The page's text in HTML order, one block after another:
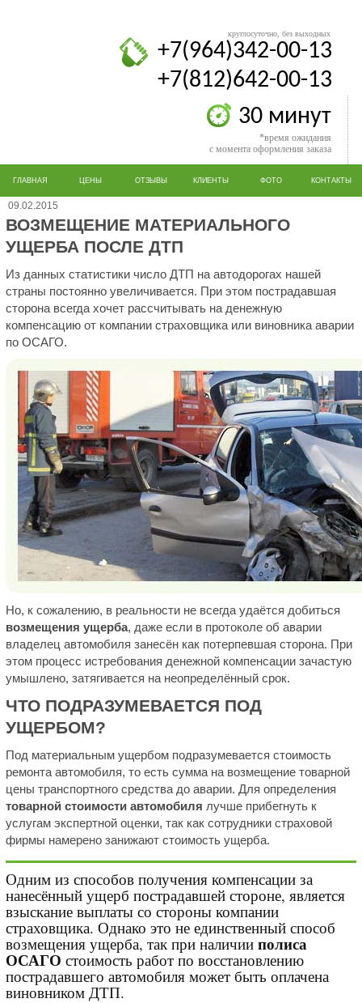
круглосуточно, без выходных
+7(964)342-00-13
+7(812)642-00-13
30 минут
*время ожидания
с момента оформления заказа
ГЛАВНАЯ ЦЕНЫ ОТЗЫВЫ КЛИЕНТЫ ФОТО КОНТАКТЫ
09.02.2015
ВОЗМЕЩЕНИЕ МАТЕРИАЛЬНОГО
УЩЕРБА ПОСЛЕ ДТП
Из данных статистики число ДТП на автодорогах нашей
страны постоянно увеличивается. При этом пострадавшая
сторона всегда хочет рассчитывать на денежную
компенсацию от компании страховщика или виновника аварии
по ОСАГО.
Но, к сожалению, в реальности не всегда удаётся добиться
возмещения ущерба, даже если в протоколе об аварии
владелец автомобиля занесён как потерпевшая сторона. При
этом процесс истребования денежной компенсации зачастую
умышлено, затягивается на неопределённый срок.
ЧТО ПОДРАЗУМЕВАЕТСЯ ПОД
УЩЕРБОМ?
Под материальным ущербом подразумевается стоимость
ремонта автомобиля, то есть сумма на возмещение товарной
цены транспортного средства до аварии. Для определения
товарной стоимости автомобиля лучше прибегнуть к
услугам экспертной оценки, так как сотрудники страховой
фирмы намерено занижают стоимость ущерба.
Одним из способов получения компенсации за
нанесённый ущерб пострадавшей стороне, является
взыскание выплаты со стороны компании
страховщика. Однако это не единственный способ
возмещения ущерба, так при наличии полиса
ОСАГО стоимость работ по восстановлению
пострадавшего автомобиля может быть оплачена
виновником ДТП.